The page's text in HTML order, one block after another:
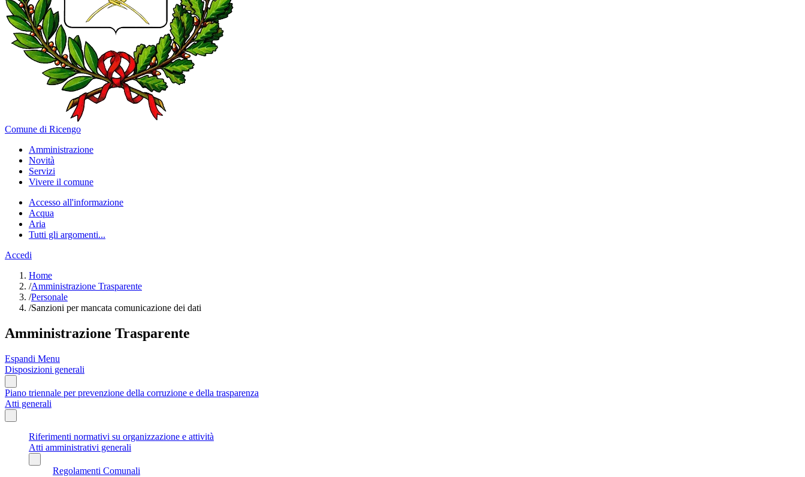
Comune di Ricengo
Amministrazione
Novità
Servizi
Vivere il comune
Accesso all'informazione
Acqua
Aria
Tutti gli argomenti...
Accedi
Home
/Amministrazione Trasparente
/Personale
/Sanzioni per mancata comunicazione dei dati
Amministrazione Trasparente
Espandi Menu
Disposizioni generali
Piano triennale per prevenzione della corruzione e della trasparenza
Atti generali
Riferimenti normativi su organizzazione e attività
Atti amministrativi generali
Regolamenti Comunali